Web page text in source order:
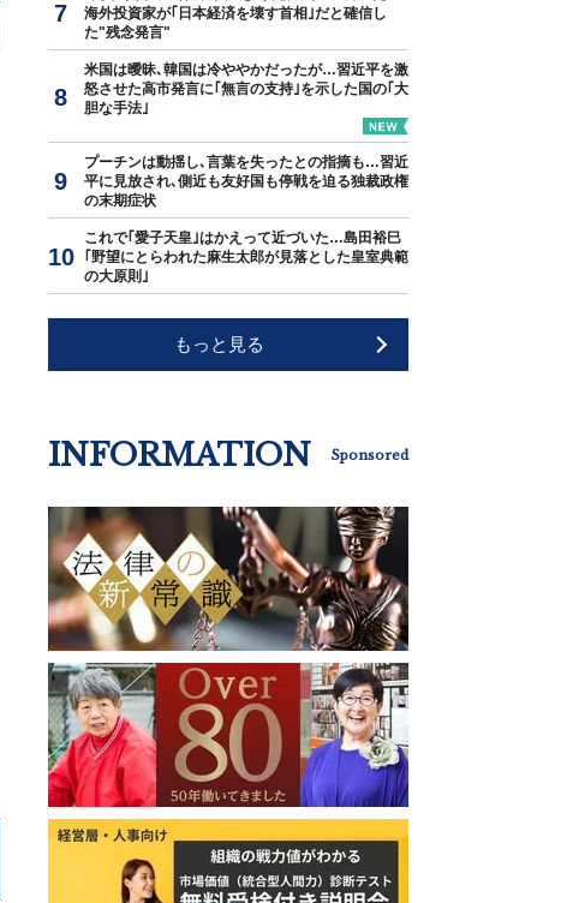
海外投資家が｢日本経済を壊す首相｣だと確信し
た"残念発言"
米国は曖昧､韓国は冷ややかだったが…習近平を激
怒させた高市発言に｢無言の支持｣を示した国の｢大
胆な手法｣
プーチンは動揺し､言葉を失ったとの指摘も…習近
平に見放され､側近も友好国も停戦を迫る独裁政権
の末期症状
これで｢愛子天皇｣はかえって近づいた…島田裕巳
｢野望にとらわれた麻生太郎が見落とした皇室典範
の大原則｣
もっと見る
INFORMATION Sponsored